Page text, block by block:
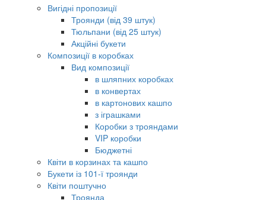
Вигідні пропозиції
Троянди (від 39 штук)
Тюльпани (від 25 штук)
Акційні букети
Композиції в коробках
Вид композиції
в шляпних коробках
в конвертах
в картонових кашпо
з іграшками
Коробки з трояндами
VIP коробки
Бюджетні
Квіти в корзинах та кашпо
Букети із 101-ї троянди
Квіти поштучно
Троянда